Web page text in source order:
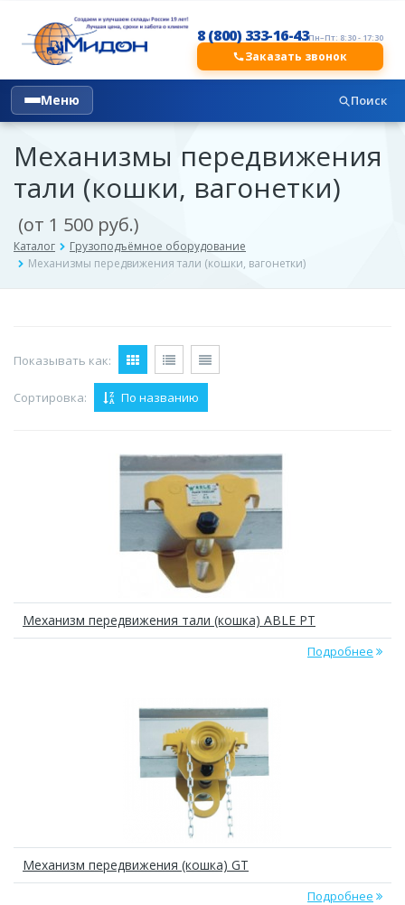
8 (800) 333-16-43Пн–Пт: 8:30 - 17:30
Заказать звонок
Меню Поиск
Механизмы передвижения
тали (кошки, вагонетки)
(от 1 500 руб.)
Каталог
Грузоподъёмное оборудование
Механизмы передвижения тали (кошки, вагонетки)
Показывать как:
Сортировка: По названию
Механизм передвижения тали (кошка) ABLE РТ
Подробнее
Механизм передвижения (кошка) GT
Подробнее